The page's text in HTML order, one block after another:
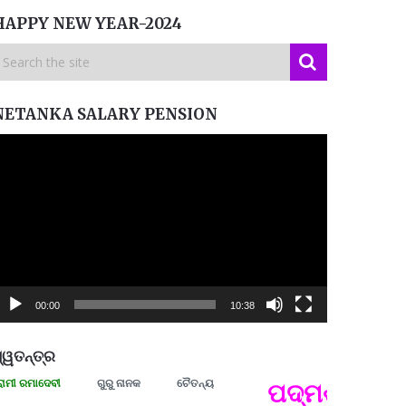
NEW YEAR-2024
SALARY PENSION
00:00 10:38
ଗୁରୁ ନାନକ ଚୈତନ୍ୟ ପଦ୍ମଶ୍ରୀ